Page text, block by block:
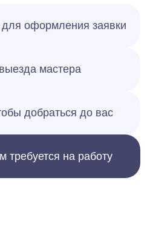
для оформления заявки
мастера
добраться до вас
требуется на работу